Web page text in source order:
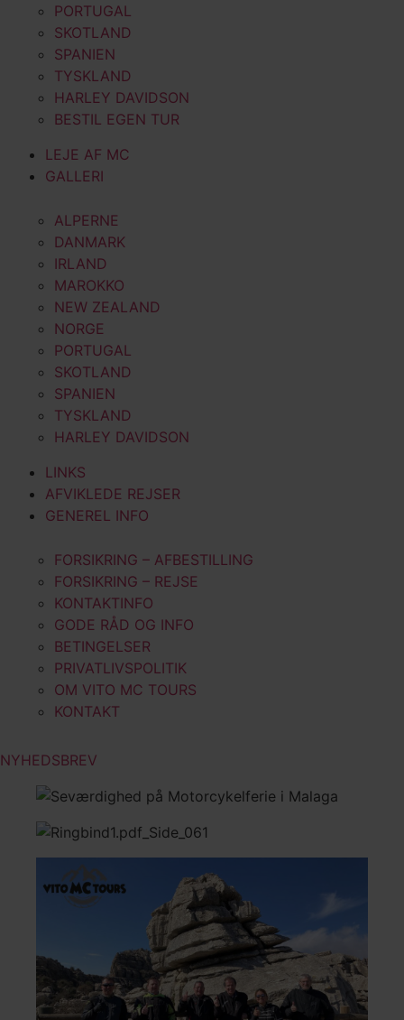
PORTUGAL
SKOTLAND
SPANIEN
TYSKLAND
HARLEY DAVIDSON
BESTIL EGEN TUR
LEJE AF MC
GALLERI
ALPERNE
DANMARK
IRLAND
MAROKKO
NEW ZEALAND
NORGE
PORTUGAL
SKOTLAND
SPANIEN
TYSKLAND
HARLEY DAVIDSON
LINKS
AFVIKLEDE REJSER
GENEREL INFO
FORSIKRING – AFBESTILLING
FORSIKRING – REJSE
KONTAKTINFO
GODE RÅD OG INFO
BETINGELSER
PRIVATLIVSPOLITIK
OM VITO MC TOURS
KONTAKT
NYHEDSBREV